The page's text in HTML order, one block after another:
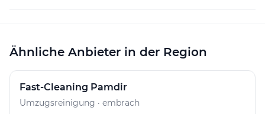
Ähnliche Anbieter in der Region
Fast-Cleaning Pamdir
Umzugsreinigung · embrach